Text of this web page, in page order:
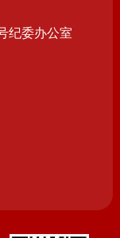
纪委办公室